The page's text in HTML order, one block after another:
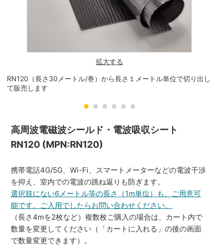
拡大する
RN120（長さ30メートル/巻）から長さ１メートル単位で切り出し
て販売します
高周波電磁波シールド・電波吸収シート
RN120 (MPN:RN120)
携帯電話4G/5G、Wi-Fi、スマートメーターなどの電波干渉
を抑え、室内での電波の跳ね返りも防ぎます。
選択肢にない6メートル等の長さ（1m単位）も、ご用意可
能です。ご入用でしたらお問い合わせください。
（長さ4mを2枚など）複数枚ご購入の場合は、カート内で
数量を変更してください（「カートに入れる」の後の画面
で数量変更できます）。